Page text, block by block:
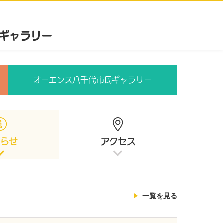
オーエンス八千代市民ギャラリー
せ アクセス
一覧を見る